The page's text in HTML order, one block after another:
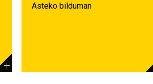
Asteko bilduman